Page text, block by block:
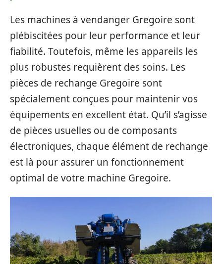
Les machines à vendanger Gregoire sont
plébiscitées pour leur performance et leur
fiabilité. Toutefois, même les appareils les
plus robustes requièrent des soins. Les
pièces de rechange Gregoire sont
spécialement conçues pour maintenir vos
équipements en excellent état. Qu’il s’agisse
de pièces usuelles ou de composants
électroniques, chaque élément de rechange
est là pour assurer un fonctionnement
optimal de votre machine Gregoire.